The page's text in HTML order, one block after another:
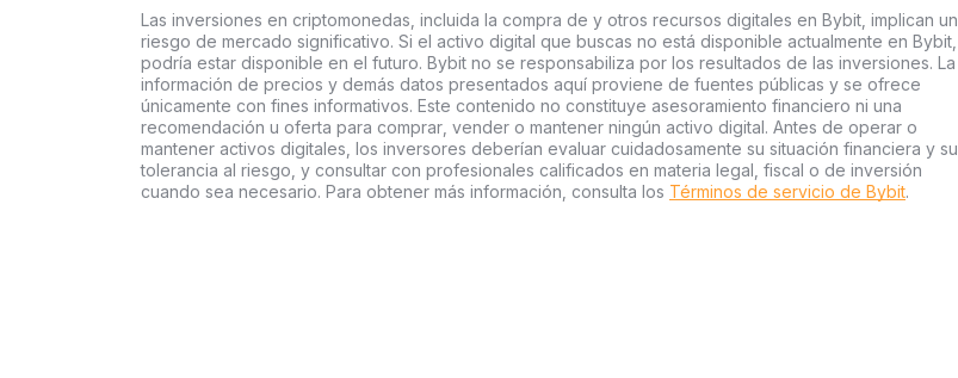
Las inversiones en criptomonedas, incluida la compra de y otros recursos digitales en Bybit, implican un
riesgo de mercado significativo. Si el activo digital que buscas no está disponible actualmente en Bybit,
podría estar disponible en el futuro. Bybit no se responsabiliza por los resultados de las inversiones. La
información de precios y demás datos presentados aquí proviene de fuentes públicas y se ofrece
únicamente con fines informativos. Este contenido no constituye asesoramiento financiero ni una
recomendación u oferta para comprar, vender o mantener ningún activo digital. Antes de operar o
mantener activos digitales, los inversores deberían evaluar cuidadosamente su situación financiera y su
tolerancia al riesgo, y consultar con profesionales calificados en materia legal, fiscal o de inversión
cuando sea necesario. Para obtener más información, consulta los Términos de servicio de Bybit.